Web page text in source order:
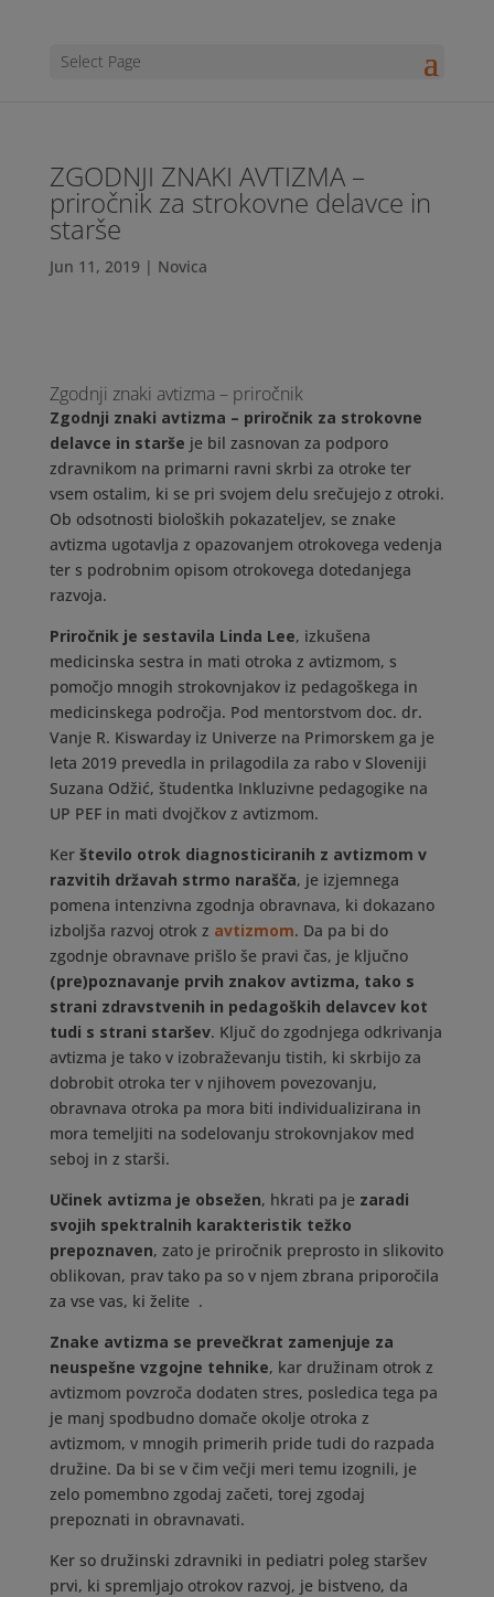
Select Page
ZGODNJI ZNAKI AVTIZMA –
priročnik za strokovne delavce in
starše
Jun 11, 2019 | Novica
Zgodnji znaki avtizma – priročnik
Zgodnji znaki avtizma – priročnik za strokovne
delavce in starše je bil zasnovan za podporo
zdravnikom na primarni ravni skrbi za otroke ter
vsem ostalim, ki se pri svojem delu srečujejo z otroki.
Ob odsotnosti bioloških pokazateljev, se znake
avtizma ugotavlja z opazovanjem otrokovega vedenja
ter s podrobnim opisom otrokovega dotedanjega
razvoja.
Priročnik je sestavila Linda Lee, izkušena
medicinska sestra in mati otroka z avtizmom, s
pomočjo mnogih strokovnjakov iz pedagoškega in
medicinskega področja. Pod mentorstvom doc. dr.
Vanje R. Kiswarday iz Univerze na Primorskem ga je
leta 2019 prevedla in prilagodila za rabo v Sloveniji
Suzana Odžić, študentka Inkluzivne pedagogike na
UP PEF in mati dvojčkov z avtizmom.
Kerštevilo otrok diagnosticiranih z avtizmom v
razvitih državah strmo narašča, je izjemnega
pomena intenzivna zgodnja obravnava, ki dokazano
izboljša razvoj otrok z avtizmom. Da pa bi do
zgodnje obravnave prišlo še pravi čas, je ključno
(pre)poznavanje prvih znakov avtizma, tako s
strani zdravstvenih in pedagoških delavcev kot
tudi s strani staršev. Ključ do zgodnjega odkrivanja
avtizma je tako v izobraževanju tistih, ki skrbijo za
dobrobit otroka ter v njihovem povezovanju,
obravnava otroka pa mora biti individualizirana in
mora temeljiti na sodelovanju strokovnjakov med
seboj in z starši.
Učinek avtizma je obsežen, hkrati pa je zaradi
svojih spektralnih karakteristik težko
prepoznaven, zato je priročnik preprosto in slikovito
oblikovan, prav tako pa so v njem zbrana priporočila
za vse vas, ki želite .
Znake avtizma se prevečkrat zamenjuje za
neuspešne vzgojne tehnike, kar družinam otrok z
avtizmom povzroča dodaten stres, posledica tega pa
je manj spodbudno domače okolje otroka z
avtizmom, v mnogih primerih pride tudi do razpada
družine. Da bi se v čim večji meri temu izognili, je
zelo pomembno zgodaj začeti, torej zgodaj
prepoznati in obravnavati.
Ker so družinski zdravniki in pediatri poleg staršev
prvi, ki spremljajo otrokov razvoj, je bistveno, da